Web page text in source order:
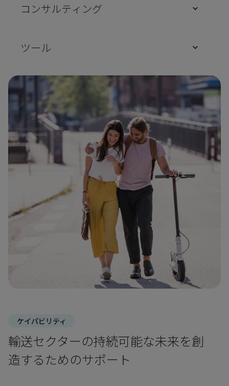
コンサルティング
ツール
ケイパビリティ
輸送セクターの持続可能な未来を創
造するためのサポート